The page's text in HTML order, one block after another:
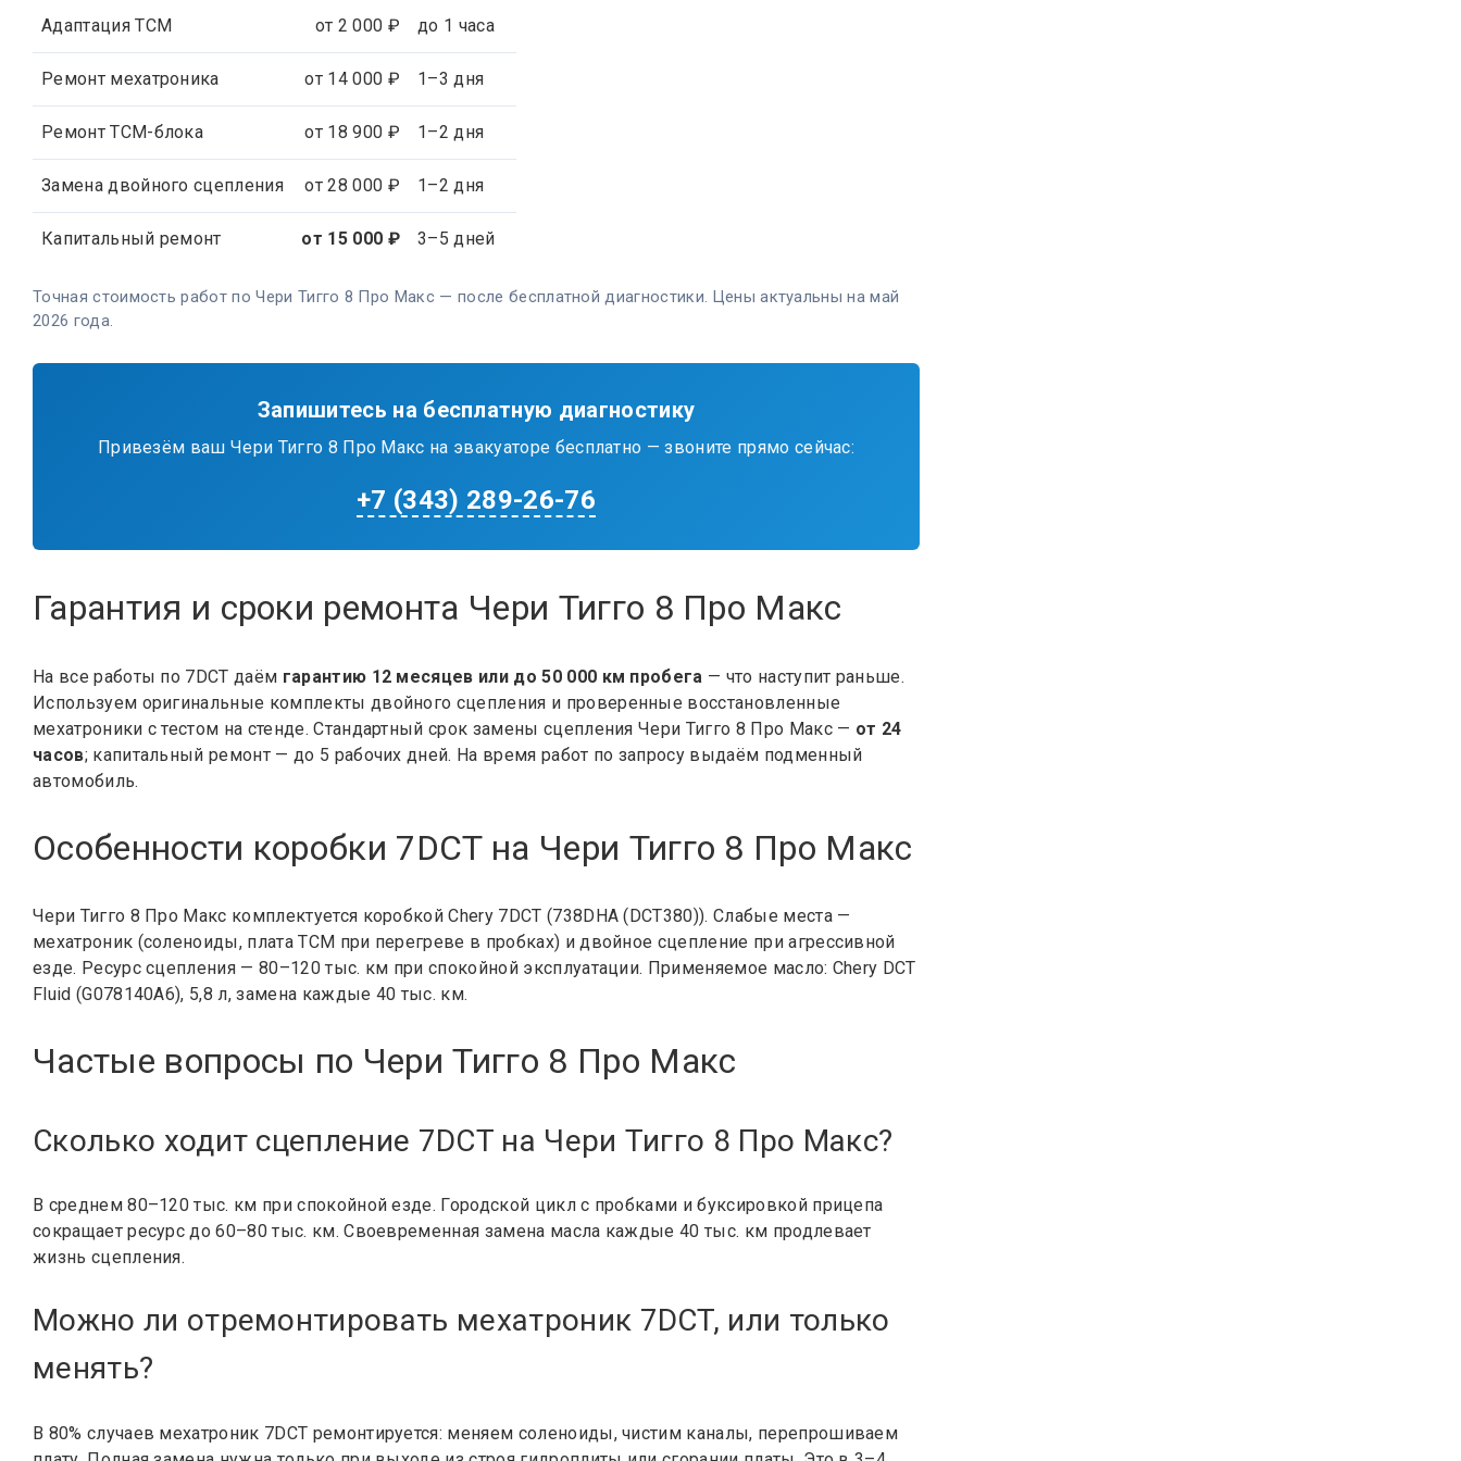
Адаптация TCM от 2 000 ₽ до 1 часа
Ремонт мехатроника от 14 000 ₽ 1–3 дня
Ремонт ТСМ-блока от 18 900 ₽ 1–2 дня
Замена двойного сцепления от 28 000 ₽ 1–2 дня
Капитальный ремонт от 15 000 ₽ 3–5 дней
Точная стоимость работ по Чери Тигго 8 Про Макс — после бесплатной диагностики. Цены актуальны на май
2026 года.
Запишитесь на бесплатную диагностику
Привезём ваш Чери Тигго 8 Про Макс на эвакуаторе бесплатно — звоните прямо сейчас:
+7 (343) 289-26-76
Гарантия и сроки ремонта Чери Тигго 8 Про Макс
На все работы по 7DCT даём гарантию 12 месяцев или до 50 000 км пробега — что наступит раньше.
Используем оригинальные комплекты двойного сцепления и проверенные восстановленные
мехатроники с тестом на стенде. Стандартный срок замены сцепления Чери Тигго 8 Про Макс — от 24
часов; капитальный ремонт — до 5 рабочих дней. На время работ по запросу выдаём подменный
автомобиль.
Особенности коробки 7DCT на Чери Тигго 8 Про Макс
Чери Тигго 8 Про Макс комплектуется коробкой Chery 7DCT (738DHA (DCT380)). Слабые места —
мехатроник (соленоиды, плата ТСМ при перегреве в пробках) и двойное сцепление при агрессивной
езде. Ресурс сцепления — 80–120 тыс. км при спокойной эксплуатации. Применяемое масло: Chery DCT
Fluid (G078140A6), 5,8 л, замена каждые 40 тыс. км.
Частые вопросы по Чери Тигго 8 Про Макс
Сколько ходит сцепление 7DCT на Чери Тигго 8 Про Макс?
В среднем 80–120 тыс. км при спокойной езде. Городской цикл с пробками и буксировкой прицепа
сокращает ресурс до 60–80 тыс. км. Своевременная замена масла каждые 40 тыс. км продлевает
жизнь сцепления.
Можно ли отремонтировать мехатроник 7DCT, или только
менять?
В 80% случаев мехатроник 7DCT ремонтируется: меняем соленоиды, чистим каналы, перепрошиваем